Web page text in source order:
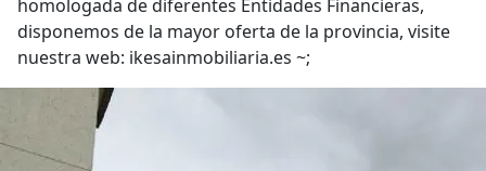
homologada de diferentes Entidades Financieras,
disponemos de la mayor oferta de la provincia, visite
nuestra web: ikesainmobiliaria.es ~;